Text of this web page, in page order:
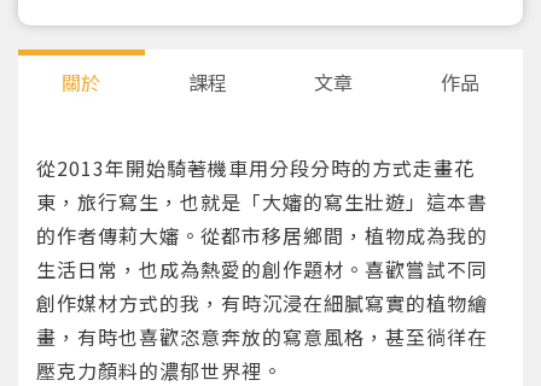
關於 課程 文章 作品
從2013年開始騎著機車用分段分時的方式走畫花
東，旅行寫生，也就是「大嬸的寫生壯遊」這本書
的作者傳莉大嬸。從都市移居鄉間，植物成為我的
生活日常，也成為熱愛的創作題材。喜歡嘗試不同
創作媒材方式的我，有時沉浸在細膩寫實的植物繪
畫，有時也喜歡恣意奔放的寫意風格，甚至徜徉在
壓克力顏料的濃郁世界裡。